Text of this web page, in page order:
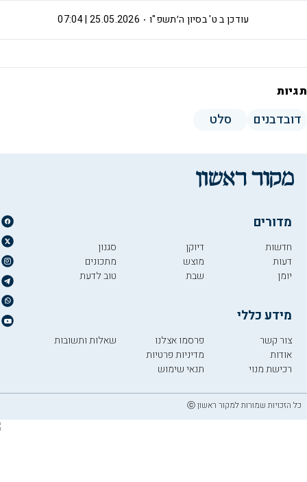
ט' בסיון ה׳תשפ"ו 25.05.2026 | 07:04 עודכן ב
תגיות
דובדבנים סלט
מדורים
חדשות
דעות
יומן
דיוקן
מוצש
שבת
סגנון
מתכונים
טוב לדעת
מידע כללי
צור קשר
אודות
רכישת מנוי
פרסמו אצלנו
מדיניות פרטיות
תנאי שימוש
שאלות ותשובות
כל הזכויות שמורות למקור ראשון ⓒ